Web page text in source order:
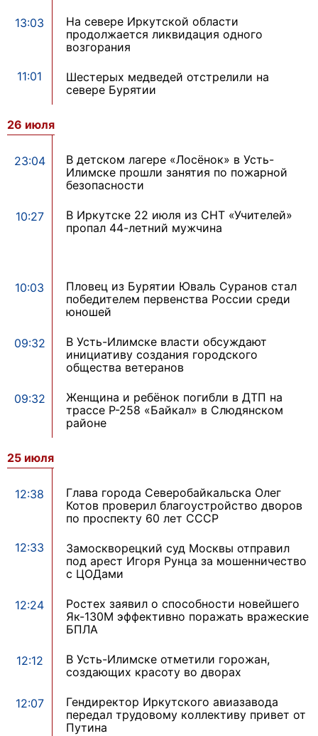
13:03
На севере Иркутской области
продолжается ликвидация одного
возгорания
11:01
Шестерых медведей отстрелили на
севере Бурятии
26 июля
23:04
В детском лагере «Лосёнок» в Усть-
Илимске прошли занятия по пожарной
безопасности
10:27
В Иркутске 22 июля из СНТ «Учителей»
пропал 44-летний мужчина
10:03
Пловец из Бурятии Юваль Суранов стал
победителем первенства России среди
юношей
09:32
В Усть-Илимске власти обсуждают
инициативу создания городского
общества ветеранов
09:32
Женщина и ребёнок погибли в ДТП на
трассе Р-258 «Байкал» в Слюдянском
районе
25 июля
12:38
Глава города Северобайкальска Олег
Котов проверил благоустройство дворов
по проспекту 60 лет СССР
12:33
Замоскворецкий суд Москвы отправил
под арест Игоря Рунца за мошенничество
с ЦОДами
12:24
Ростех заявил о способности новейшего
Як-130М эффективно поражать вражеские
БПЛА
12:12
В Усть-Илимске отметили горожан,
создающих красоту во дворах
12:07
Гендиректор Иркутского авиазавода
передал трудовому коллективу привет от
Путина